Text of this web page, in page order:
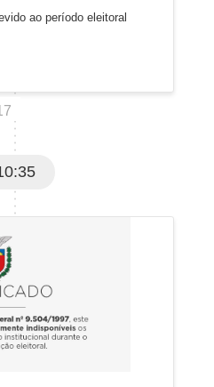
ao período eleitoral